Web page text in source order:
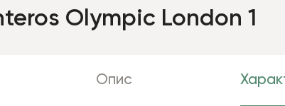
Olympic London 1
Опис